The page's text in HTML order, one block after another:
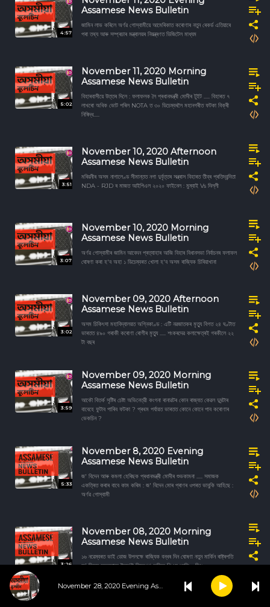
November 28, 2020 Evening Assamese News Bulletin
4:57
Assamese News Bulletin
জামিন লাভ কৰিলে অৰ্ণৱ গোস্বামীয়ে আমেৰিকাত কৰোণাৰ নতুন ৰেকৰ্ড এতিয়াৰে
পৰা তথ্য আৰু সম্প্ৰচাৰ মন্ত্ৰালয়ৰ নিয়ন্ত্ৰণত ডিজিটেল মাধ্যম
5:02
November 11, 2020 Morning
Assamese News Bulletin
বিহাৰবাসীয়ে উত্তৰ দিলে : ফলাফলক লৈ প্ৰধানমন্ত্ৰী মোদীৰ টুইট ..... বিহাৰত ৭
লাখৰো অধিক ভোট পৰিল NOTA ত ৩০ ডিচেম্বৰলৈ মহানগৰীত ফটকা বিক্ৰী
নিষিদ্ধ.....
3:51
November 10, 2020 Afternoon
Assamese News Bulletin
মৰিয়নীৰ অসম নাগালেণ্ড সীমান্তত নগা দুৰ্বৃত্তৰ সন্ত্ৰাস বিহাৰত তীব্ৰ প্ৰতিদ্বন্দিতা
NDA - RJD ৰ মাজত আইপিএল ২০২০ ফাইনেল : মুম্বাই Vs দিল্লী
3:07
November 10, 2020 Morning
Assamese News Bulletin
অৰ্ণৱ গোস্বামীৰ জামিন আবেদন প্ৰত্যাহাৰ আজি বিহাৰ বিধানসভা নির্বাচনৰ ফলাফল
ঘোষণা কৰা হ'ব অহা ১ ডিচেম্বৰত খোলা হ'ব অসম ৰাজ্যিক চিৰিয়াখানা
3:02
November 09, 2020 Afternoon
Assamese News Bulletin
অসম চিকিৎসা মহাবিদ্যালয়ত অগ্নিকাণ্ড : এটি নৱজাতকৰ মৃত্যু বিগত ২৪ ঘণ্টাত
ভাৰতত ৪৯০ গৰাকী কৰোণা ৰোগীৰ মৃত্যু ..... শংকৰদেৱ কলাক্ষেত্ৰই গৰকীলে ২২
টা বছৰ
3:59
November 09, 2020 Morning
Assamese News Bulletin
আকৌ বিতৰ্ক সৃষ্টিৰ চেষ্টা অভিনেত্রী কংগনা ৰানাৱটৰ কোন ৰাজ্যত কেৱল দুঘন্টাৰ
বাবেহে ফুটাব পাৰিব ফটকা ? প্ৰথম পৰ্যায়ত ভাৰতত কোনে কোনে পাব কৰোণাৰ
ভেকচিন ?
5:33
November 8, 2020 Evening
Assamese News Bulletin
জ' বিদেন আৰু কমলা হেৰিছক প্ৰধানমন্ত্ৰী মোদীৰ শুভকামনা ..... সমাজক
একত্ৰিত কৰাৰ বাবে কাম কৰিম : জ' বিদেন মোৰ প্ৰাণৰ ওপৰত ভাবুকি আহিছে :
অৰ্ণৱ গোস্বামী
3:26
November 08, 2020 Morning
Assamese News Bulletin
১৬ নৱেম্বৰত ভাই ডোজ উপলক্ষে ৰাজ্যিক বন্ধৰ দিন ঘোষণা নতুন মাৰ্কিন ৰাষ্ট্ৰপতি
জ' বিদেন সফলতাৰে ইছৰ'ই নিক্ষেপণ কৰিলে পিএছএলভি - চি৪৯